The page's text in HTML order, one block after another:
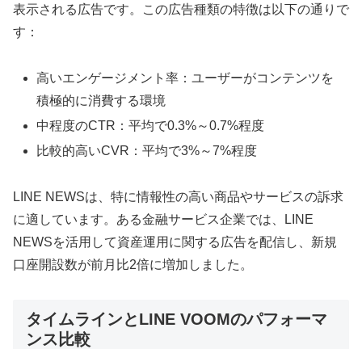
表示される広告です。この広告種類の特徴は以下の通りで
す：
高いエンゲージメント率：ユーザーがコンテンツを
積極的に消費する環境
中程度のCTR：平均で0.3%～0.7%程度
比較的高いCVR：平均で3%～7%程度
LINE NEWSは、特に情報性の高い商品やサービスの訴求
に適しています。ある金融サービス企業では、LINE
NEWSを活用して資産運用に関する広告を配信し、新規
口座開設数が前月比2倍に増加しました。
タイムラインとLINE VOOMのパフォーマ
ンス比較